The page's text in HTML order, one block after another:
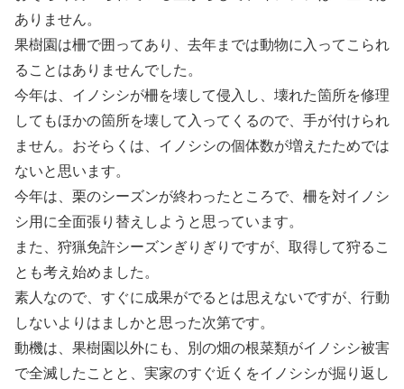
ありません。
果樹園は柵で囲ってあり、去年までは動物に入ってこられ
ることはありませんでした。
今年は、イノシシが柵を壊して侵入し、壊れた箇所を修理
してもほかの箇所を壊して入ってくるので、手が付けられ
ません。おそらくは、イノシシの個体数が増えたためでは
ないと思います。
今年は、栗のシーズンが終わったところで、柵を対イノシ
シ用に全面張り替えしようと思っています。
また、狩猟免許シーズンぎりぎりですが、取得して狩るこ
とも考え始めました。
素人なので、すぐに成果がでるとは思えないですが、行動
しないよりはましかと思った次第です。
動機は、果樹園以外にも、別の畑の根菜類がイノシシ被害
で全滅したことと、実家のすぐ近くをイノシシが掘り返し